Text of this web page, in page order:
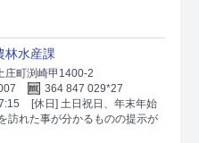
林水産課
庄町渕崎甲1400-2
364 847 029*27
[休日] 土日祝日、年末年始
訪れた事が分かるものの提示が